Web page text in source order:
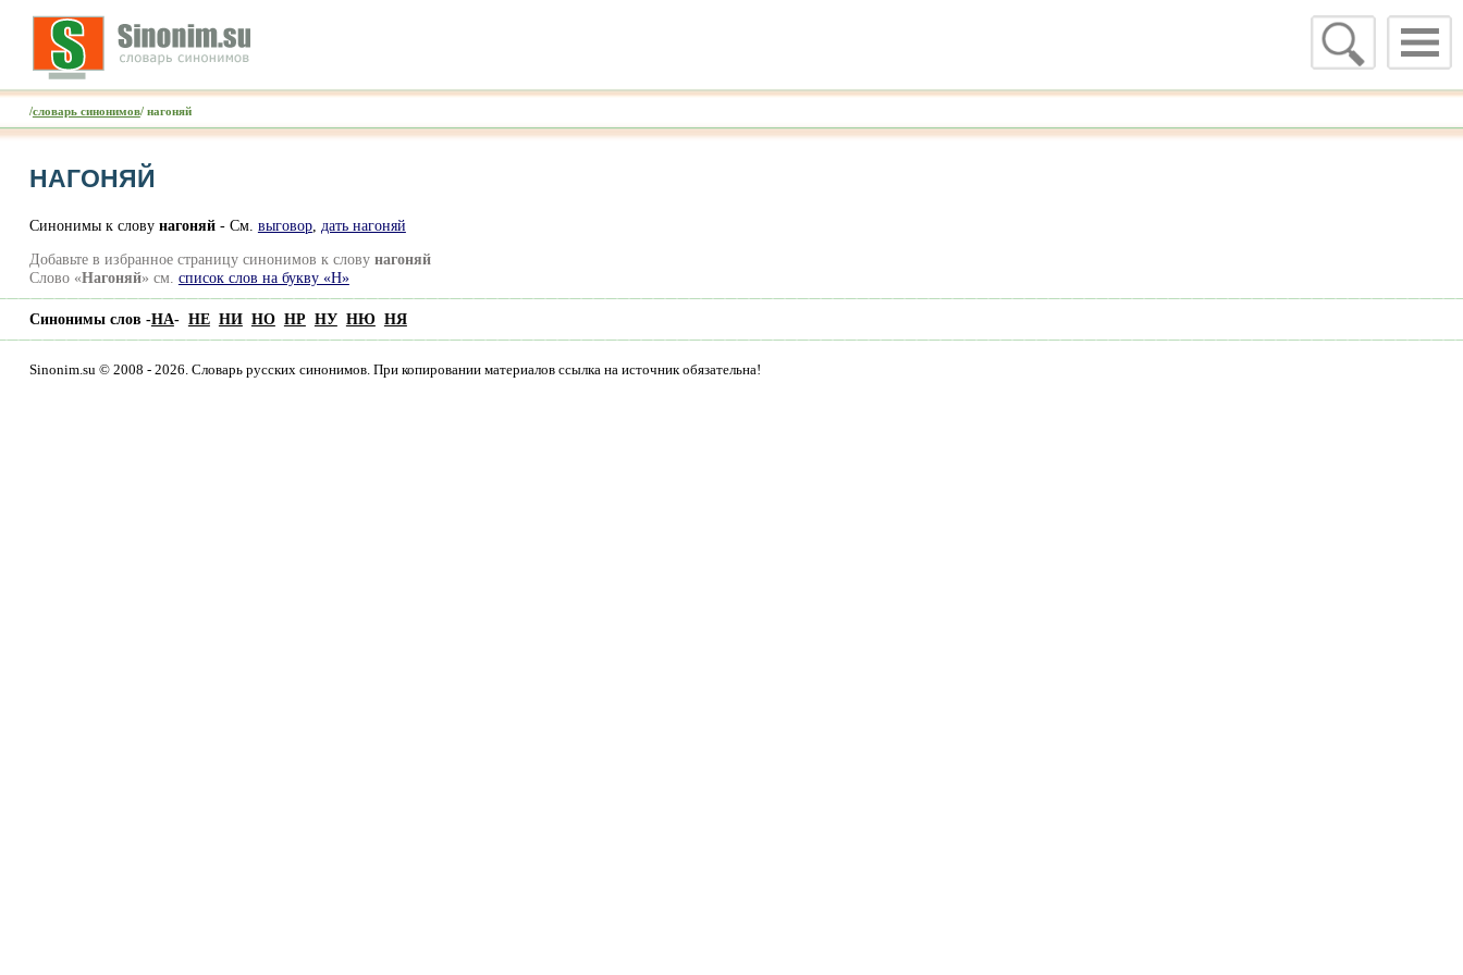
/словарь синонимов/ нагоняй
НАГОНЯЙ
Синонимы к слову нагоняй- См. выговор, дать нагоняй
Добавьте в избранное страницу синонимов к слову нагоняй
Слово «Нагоняй» см. список слов на букву «Н»
Синонимы слов -НА- НЕ НИ НО НР НУ НЮ НЯ
Sinonim.su © 2008 - 2026. Словарь русских синонимов. При копировании материалов ссылка на источник обязательна!